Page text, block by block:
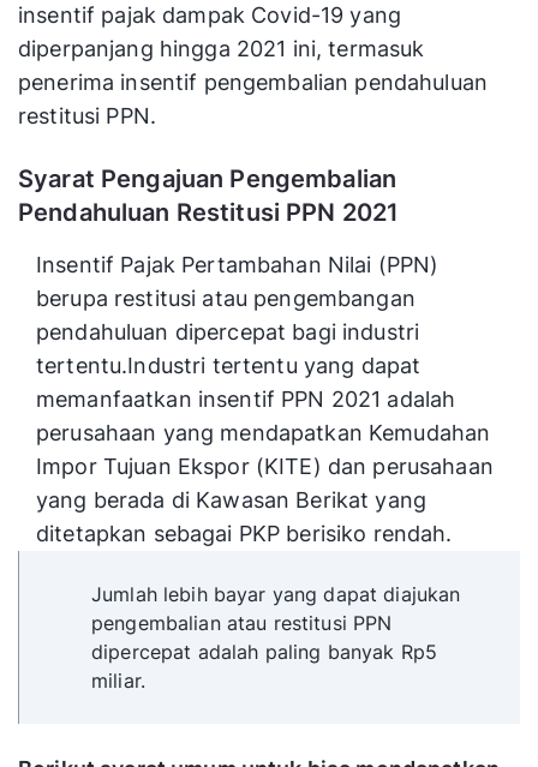
insentif pajak dampak Covid-19 yang
diperpanjang hingga 2021 ini, termasuk
penerima insentif pengembalian pendahuluan
restitusi PPN.
Syarat Pengajuan Pengembalian
Pendahuluan Restitusi PPN 2021
Insentif Pajak Pertambahan Nilai (PPN)
berupa restitusi atau pengembangan
pendahuluan dipercepat bagi industri
tertentu.Industri tertentu yang dapat
memanfaatkan insentif PPN 2021 adalah
perusahaan yang mendapatkan Kemudahan
Impor Tujuan Ekspor (KITE) dan perusahaan
yang berada di Kawasan Berikat yang
ditetapkan sebagai PKP berisiko rendah.
Jumlah lebih bayar yang dapat diajukan
pengembalian atau restitusi PPN
dipercepat adalah paling banyak Rp5
miliar.